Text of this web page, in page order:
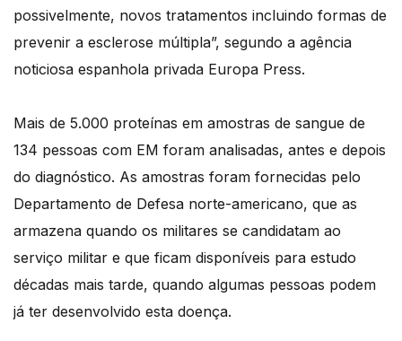
possivelmente, novos tratamentos incluindo formas de
prevenir a esclerose múltipla”, segundo a agência
noticiosa espanhola privada Europa Press.
Mais de 5.000 proteínas em amostras de sangue de
134 pessoas com EM foram analisadas, antes e depois
do diagnóstico. As amostras foram fornecidas pelo
Departamento de Defesa norte-americano, que as
armazena quando os militares se candidatam ao
serviço militar e que ficam disponíveis para estudo
décadas mais tarde, quando algumas pessoas podem
já ter desenvolvido esta doença.